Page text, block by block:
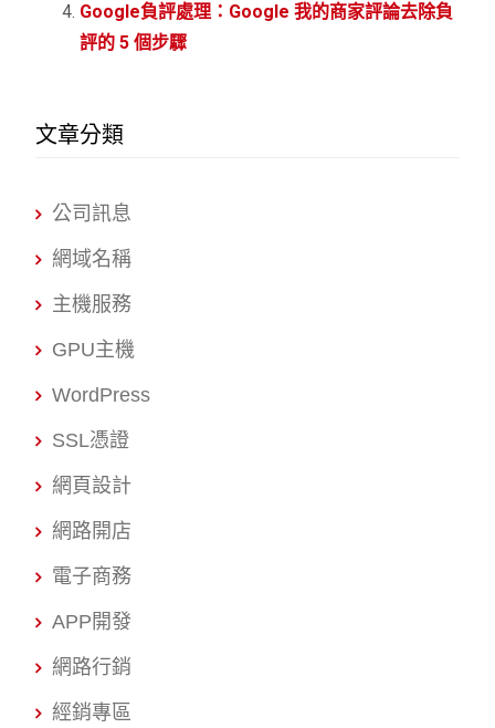
Google負評處理：Google 我的商家評論去除負
評的 5 個步驟
文章分類
公司訊息
網域名稱
主機服務
GPU主機
WordPress
SSL憑證
網頁設計
網路開店
電子商務
APP開發
網路行銷
經銷專區